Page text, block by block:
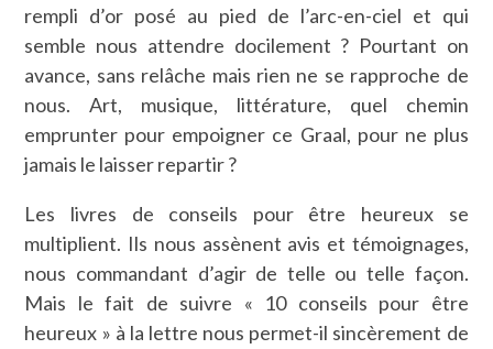
rempli d’or posé au pied de l’arc-en-ciel et qui
semble nous attendre docilement ? Pourtant on
avance, sans relâche mais rien ne se rapproche de
nous. Art, musique, littérature, quel chemin
emprunter pour empoigner ce Graal, pour ne plus
jamais le laisser repartir ?
Les livres de conseils pour être heureux se
multiplient. Ils nous assènent avis et témoignages,
nous commandant d’agir de telle ou telle façon.
Mais le fait de suivre « 10 conseils pour être
heureux » à la lettre nous permet-il sincèrement de